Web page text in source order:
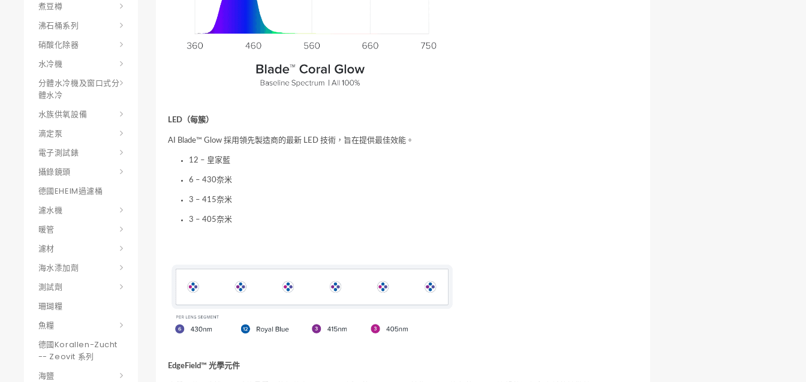
煮豆樽
沸石桶系列
硝酸化除器
水冷機
分體水冷機及窗口式分
體水冷
水族供氧設備
滴定泵
電子測試錶
攝錄鏡頭
德國EHEIM過濾桶
濾水機
暖管
濾材
海水潻加劑
測試劑
珊瑚糧
魚糧
德國korallen-Zucht
-- Zeovit 系列
海鹽
LED（每簇）
AI Blade™ Glow 採用領先製造商的最新 LED 技術，旨在提供最佳效能。
12 – 皇家藍
6 – 430奈米
3 – 415奈米
3 – 405奈米
EdgeField™ 光學元件